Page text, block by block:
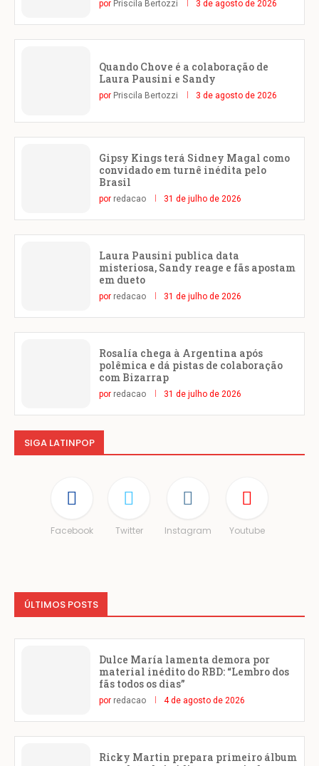
por Priscila Bertozzi 3 de agosto de 2026
Quando Chove é a colaboração de
Laura Pausini e Sandy
por Priscila Bertozzi 3 de agosto de 2026
Gipsy Kings terá Sidney Magal como
convidado em turnê inédita pelo
Brasil
por redacao 31 de julho de 2026
Laura Pausini publica data
misteriosa, Sandy reage e fãs apostam
em dueto
por redacao 31 de julho de 2026
Rosalía chega à Argentina após
polêmica e dá pistas de colaboração
com Bizarrap
por redacao 31 de julho de 2026
SIGA LATINPOP
Facebook Twitter Instagram Youtube
ÚLTIMOS POSTS
Dulce María lamenta demora por
material inédito do RBD: “Lembro dos
fãs todos os dias”
por redacao 4 de agosto de 2026
Ricky Martin prepara primeiro álbum